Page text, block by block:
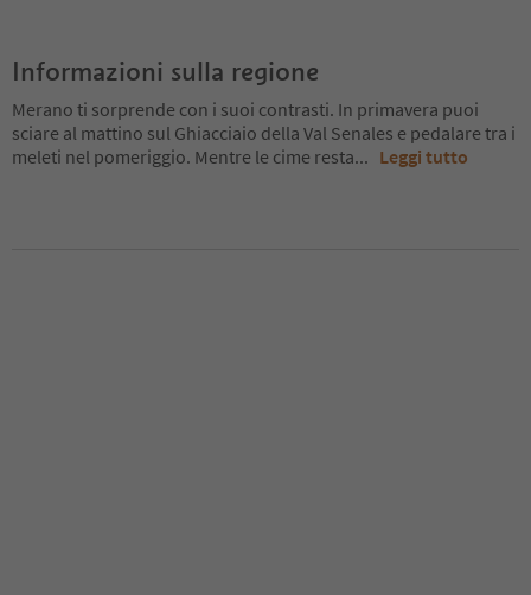
Informazioni sulla regione
Merano ti sorprende con i suoi contrasti. In primavera puoi
sciare al mattino sul Ghiacciaio della Val Senales e pedalare tra i
meleti nel pomeriggio. Mentre le cime resta... Leggi tutto